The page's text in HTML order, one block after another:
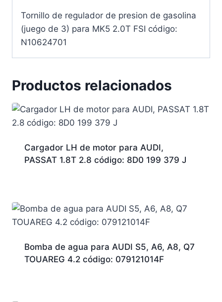
Tornillo de regulador de presion de gasolina
(juego de 3) para MK5 2.0T FSI código:
N10624701
Productos relacionados
Cargador LH de motor para AUDI,
PASSAT 1.8T 2.8 código: 8D0 199 379 J
Bomba de agua para AUDI S5, A6, A8, Q7
TOUAREG 4.2 código: 079121014F